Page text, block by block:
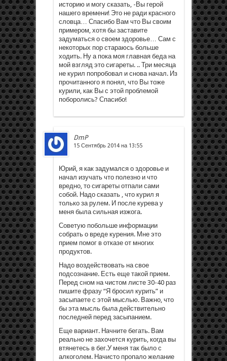
историю и могу сказать, -Вы герой
нашего времени! Это не ради красного
словца… Спасибо Вам что Вы своим
примером, хотя бы заставите
задуматься о своем здоровье… Сам с
некоторых пор стараюсь больше
ходить. Ну а пока моя главная беда на
мой взгляд это сигареты. .. Три месяца
не курил попробовал и снова начал. Из
прочитанного я понял, что Вы тоже
курили, как Вы с этой проблемой
поборолись? Спасибо!
DmP
15 Сентябрь 2014 на 13:55
Юрий, я как задумался о здоровье и
начал изучать что полезно и что
вредно, то сигареты отпали сами
собой. Надо сказать , что курил я
только за рулем. И после курева у
меня была сильная изжога.
Советую побольше информации
собрать о вреде курения. Мне это
прием помог в отказе от многих
продуктов.
Надо воздействовать на свое
подсознание. Есть еще такой прием.
Перед сном на чистом листе 30-40 раз
пишите фразу “Я бросил курить” и
засыпаете с этой мыслью. Важно, что
бы эта мысль была действительно
последней перед засыпанием.
Еще вариант. Начните бегать. Вам
реально не захочется курить, когда вы
втянетесь в бег.У меня так было с
алкоголем. Начисто пропало желание